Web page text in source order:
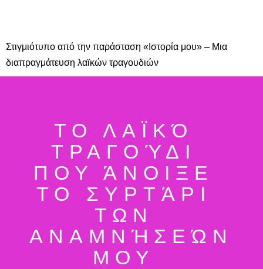
Στιγμιότυπο από την παράσταση «Ιστορία μου» – Μια
διαπραγμάτευση λαϊκών τραγουδιών
ΤΟ ΛΑΪΚΌ
ΤΡΑΓΟΎΔΙ
ΠΟΥ ΆΝΟΙΞΕ
ΤΟ ΣΥΡΤΆΡΙ
ΤΩΝ
ΑΝΑΜΝΉΣΕΏΝ
ΜΟΥ
08•06•2026